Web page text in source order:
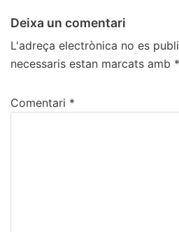
Deixa un comentari
L'adreça electrònica no es
necessaris estan marcats amb *
Comentari *